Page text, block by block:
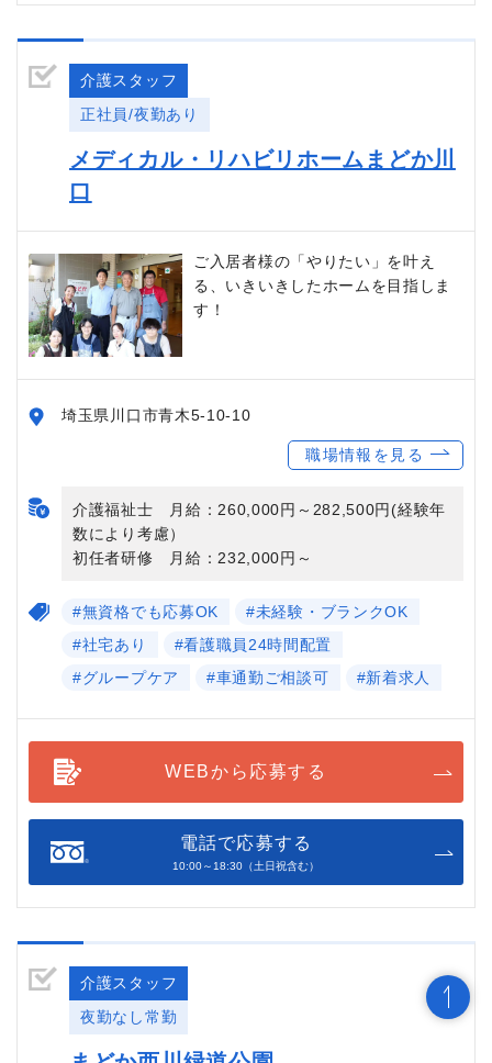
介護スタッフ
正社員/夜勤あり
メディカル・リハビリホームまどか川
口
ご入居者様の「やりたい」を叶え
る、いきいきしたホームを目指しま
す！
埼玉県川口市青木5-10-10
職場情報を見る
介護福祉士 月給：260,000円～282,500円(経験年
数により考慮）
初任者研修 月給：232,000円～
#無資格でも応募OK
#未経験・ブランクOK
#社宅あり
#看護職員24時間配置
#グループケア
#車通勤ご相談可 #新着求人
WEBから応募する
電話で応募する
10:00～18:30（土日祝含む）
介護スタッフ
夜勤なし常勤